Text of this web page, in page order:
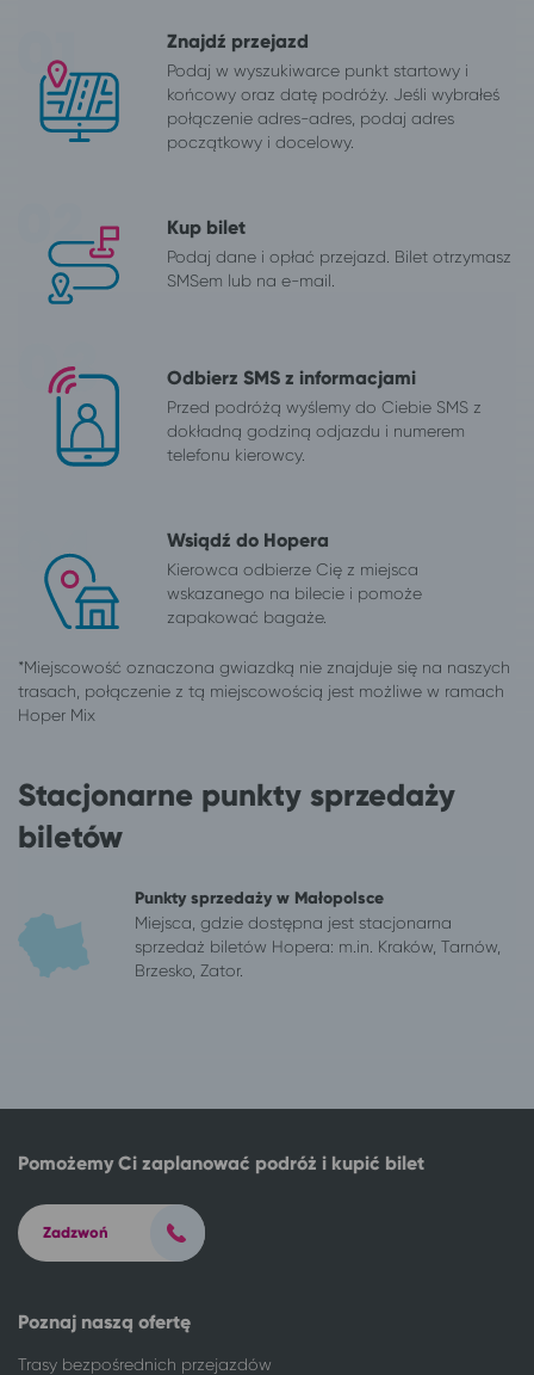
Znajdź przejazd
Podaj w wyszukiwarce punkt startowy i
końcowy oraz datę podróży. Jeśli wybrałeś
połączenie adres-adres, podaj adres
początkowy i docelowy.
Kup bilet
Podaj dane i opłać przejazd. Bilet otrzymasz
SMSem lub na e-mail.
Odbierz SMS z informacjami
Przed podróżą wyślemy do Ciebie SMS z
dokładną godziną odjazdu i numerem
telefonu kierowcy.
Wsiądź do Hopera
Kierowca odbierze Cię z miejsca
wskazanego na bilecie i pomoże
zapakować bagaże.
Stacjonarne punkty sprzedaży
biletów
Punkty sprzedaży w Małopolsce
Miejsca, gdzie dostępna jest stacjonarna
sprzedaż biletów Hopera: m.in. Kraków, Tarnów,
Brzesko, Zator.
Poznaj naszą ofertę
Trasy bezpośrednich przejazdów
Pomożemy Ci zaplanować podróż i kupić bilet
Zadzwoń